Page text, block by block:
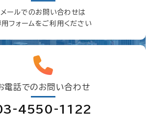
メールでのお問い合わせは
用フォームをご利用ください
電話でのお問い合わせ
4550-1122